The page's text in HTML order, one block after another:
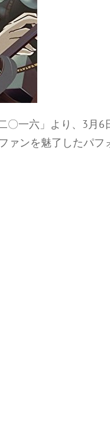
〇一六」より、3月6
ァンを魅了したパフ